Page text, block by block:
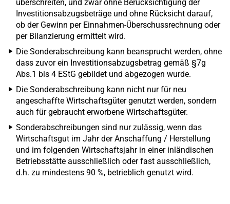
überschreiten, und zwar ohne Berücksichtigung der
Investitionsabzugsbeträge und ohne Rücksicht darauf,
ob der Gewinn per Einnahmen-Überschussrechnung oder
per Bilanzierung ermittelt wird.
Die Sonderabschreibung kann beansprucht werden, ohne
dass zuvor ein Investitionsabzugsbetrag gemäß §7g
Abs.1 bis 4 EStG gebildet und abgezogen wurde.
Die Sonderabschreibung kann nicht nur für neu
angeschaffte Wirtschaftsgüter genutzt werden, sondern
auch für gebraucht erworbene Wirtschaftsgüter.
Sonderabschreibungen sind nur zulässig, wenn das
Wirtschaftsgut im Jahr der Anschaffung / Herstellung
und im folgenden Wirtschaftsjahr in einer inländischen
Betriebsstätte ausschließlich oder fast ausschließlich,
d.h. zu mindestens 90 %, betrieblich genutzt wird.